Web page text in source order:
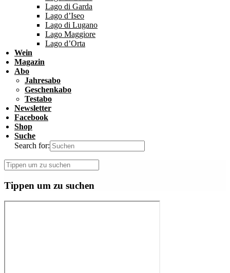
Lago di Garda
Lago d’Iseo
Lago di Lugano
Lago Maggiore
Lago d’Orta
Wein
Magazin
Abo
Jahresabo
Geschenkabo
Testabo
Newsletter
Facebook
Shop
Suche
Search for:
Tippen um zu suchen